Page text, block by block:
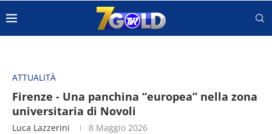
ATTUALITÀ
Firenze - Una panchina “europea” nella zona
universitaria di Novoli
Luca Lazzerini 8 Maggio 2026